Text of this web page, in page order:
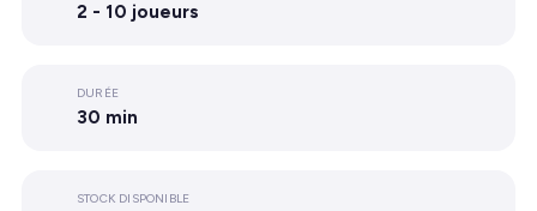
2 - 10 joueurs
DURÉE
30 min
STOCK DISPONIBLE